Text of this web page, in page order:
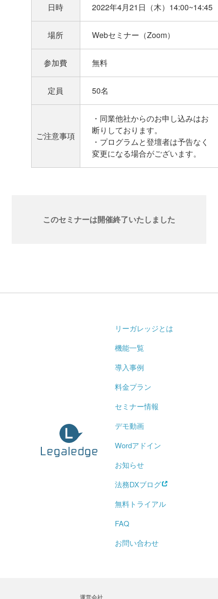
日時 2022年4月21日（木）14:00~14:45
場所 Webセミナー（Zoom）
参加費 無料
定員 50名
ご注意事項
・同業他社からのお申し込みはお
断りしております。
・プログラムと登壇者は予告なく
変更になる場合がございます。
このセミナーは開催終了いたしました
リーガレッジとは
機能一覧
導入事例
料金プラン
セミナー情報
デモ動画
Wordアドイン
お知らせ
法務DXブログ
無料トライアル
FAQ
お問い合わせ
運営会社